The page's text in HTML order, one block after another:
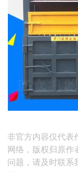
非官方内容仅代表
网络，版权归原作
问题，请及时联系